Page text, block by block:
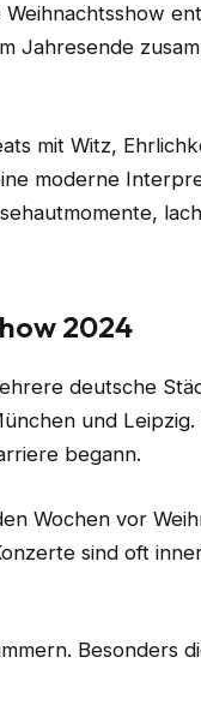
Jahresende
mit Witz,
moderne
2024
deutsche
und
begann.
Wochen vor
sind oft
Besonders